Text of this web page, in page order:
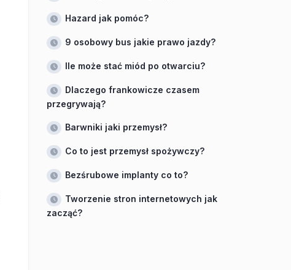
Hazard jak pomóc?
9 osobowy bus jakie prawo jazdy?
Ile może stać miód po otwarciu?
Dlaczego frankowicze czasem
przegrywają?
Barwniki jaki przemysł?
Co to jest przemysł spożywczy?
Bezśrubowe implanty co to?
Tworzenie stron internetowych jak
zacząć?